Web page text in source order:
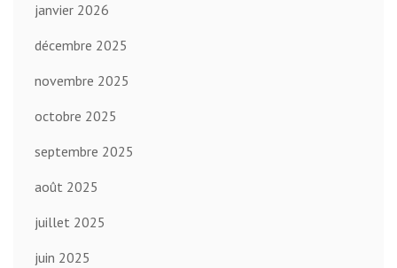
janvier 2026
décembre 2025
novembre 2025
octobre 2025
septembre 2025
août 2025
juillet 2025
juin 2025